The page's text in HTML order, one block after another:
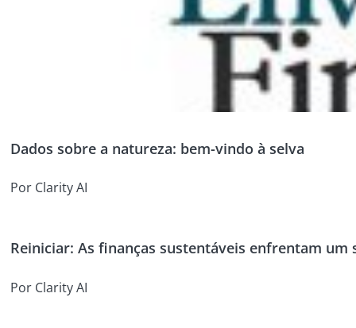
Dados sobre a natureza: bem-vindo à selva
Por Clarity AI
Reiniciar: As finanças sustentáveis enfrentam um
Por Clarity AI